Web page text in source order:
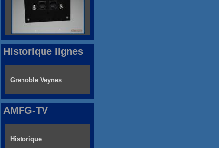
Historique lignes
Grenoble Veynes
AMFG-TV
Historique